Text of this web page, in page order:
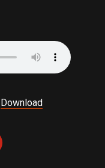
Download